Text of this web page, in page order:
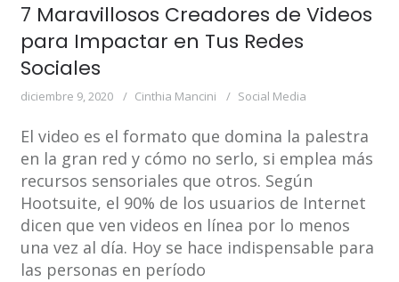
7 Maravillosos Creadores de Videos
para Impactar en Tus Redes
Sociales
diciembre 9, 2020 Cinthia Mancini Social Media
El video es el formato que domina la palestra
en la gran red y cómo no serlo, si emplea más
recursos sensoriales que otros. Según
Hootsuite, el 90% de los usuarios de Internet
dicen que ven videos en línea por lo menos
una vez al día. Hoy se hace indispensable para
las personas en período